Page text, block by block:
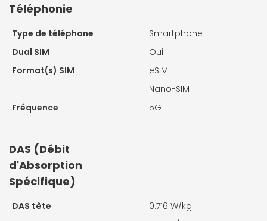
Téléphonie
Type de téléphone
Smartphone
Dual SIM
Oui
Format(s) SIM
eSIM
Nano-SIM
Fréquence
5G
DAS (Débit
d'Absorption
Spécifique)
DAS tête
0.716 W/kg